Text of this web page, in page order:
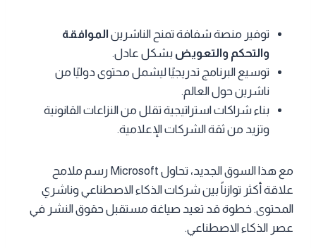
توفير منصة شفافة تمنح الناشرين الموافقة
والتحكم والتعويض بشكل عادل.
توسيع البرنامج تدريجيًا ليشمل محتوى دوليًا من
ناشرين حول العالم.
بناء شراكات استراتيجية تقلل من النزاعات القانونية
وتزيد من ثقة الشركات الإعلامية.
مع هذا السوق الجديد، تحاول Microsoft رسم ملامح
علاقة أكثر توازناً بين شركات الذكاء الاصطناعي وناشري
المحتوى. خطوة قد تعيد صياغة مستقبل حقوق النشر في
عصر الذكاء الاصطناعي.